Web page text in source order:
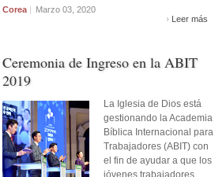
Corea | Marzo 03, 2020
Leer más
Ceremonia de Ingreso en la ABIT
2019
La Iglesia de Dios está
gestionando la Academia
Bíblica Internacional para
Trabajadores (ABIT) con
el fin de ayudar a que los
jóvenes trabajadores